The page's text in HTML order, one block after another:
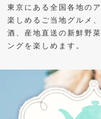
東京にある全国各地の
楽しめるご当地グルメ
酒、産地直送の新鮮野
ングを楽しめます。